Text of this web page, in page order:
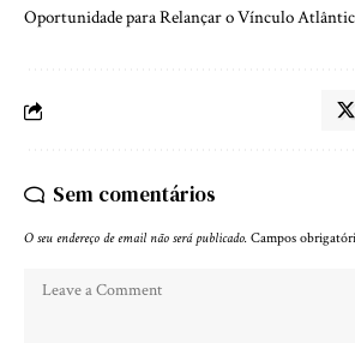
Oportunidade para Relançar o Vínculo
Sem comentários
O seu endereço de email não será publicado. Campos